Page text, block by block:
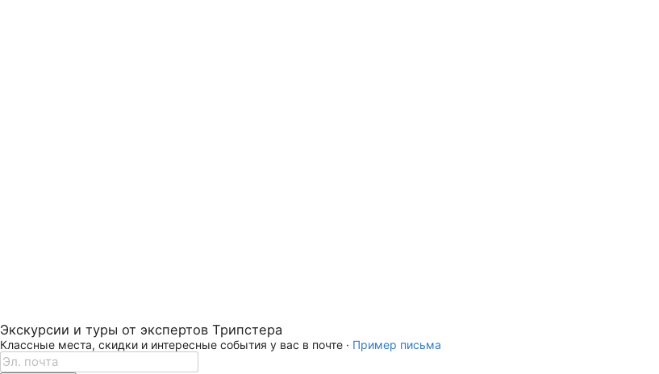
Экскурсии и туры от экспертов Трипстера
Классные места, скидки и интересные события у вас в почте · Пример письма